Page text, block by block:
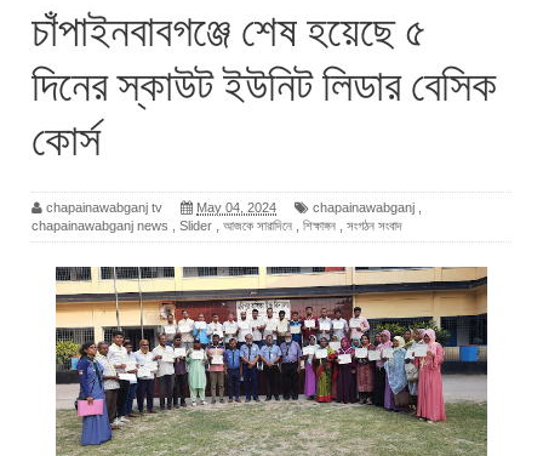
চাঁপাইনবাবগঞ্জে শেষ হয়েছে ৫
দিনের স্কাউট ইউনিট লিডার বেসিক
কোর্স
chapainawabganj tv May 04, 2024 chapainawabganj
chapainawabganj news
Slider আজকে সারাদিনে শিক্ষাঙ্গন সংগঠন সংবাদ